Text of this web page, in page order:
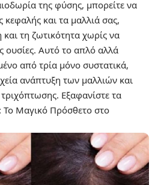
της φύσης, μπορείτε να
κεφαλής και τα μαλλιά σας,
τη ζωτικότητα χωρίς να
ουσίες. Αυτό το απλό αλλά
από τρία μόνο συστατικά,
ανάπτυξη των μαλλιών και
Εξαφανίστε τα
Το Μαγικό Πρόσθετο στο